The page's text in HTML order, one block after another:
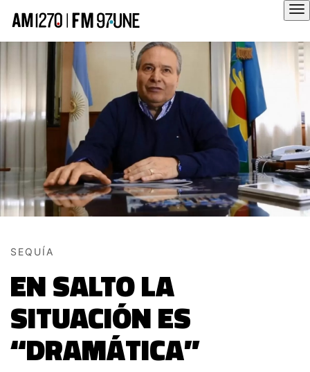
SEQUÍA
EN SALTO LA
SITUACIÓN ES
“DRAMÁTICA”